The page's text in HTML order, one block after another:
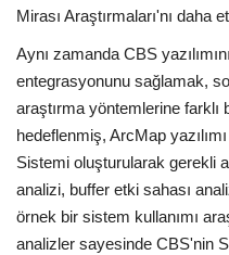
Mirası Araştırmaları'nı daha
Aynı zamanda CBS
entegrasyonunu sağlamak,
araştırma yöntemlerine farklı
hedeflenmiş, ArcMap
Sistemi oluşturularak gerekli
analizi, buffer etki sahası
örnek bir sistem kullanımı
analizler sayesinde CBS'nin